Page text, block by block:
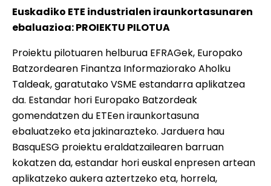
Euskadiko ETE industrialen iraunkortasunaren
ebaluazioa: PROIEKTU PILOTUA
Proiektu pilotuaren helburua EFRAGek, Europako
Batzordearen Finantza Informaziorako Aholku
Taldeak, garatutako VSME estandarra aplikatzea
da. Estandar hori Europako Batzordeak
gomendatzen du ETEen iraunkortasuna
ebaluatzeko eta jakinarazteko. Jarduera hau
BasquESG proiektu eraldatzailearen barruan
kokatzen da, estandar hori euskal enpresen artean
aplikatzeko aukera aztertzeko eta, horrela,